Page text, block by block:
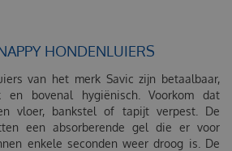
HONDENLUIERS
van het merk Savic zijn betaalbaar,
en bovenal hygiënisch. Voorkom dat
vloer, bankstel of tapijt verpest. De
een absorberende gel die er voor
enkele seconden weer droog is. De